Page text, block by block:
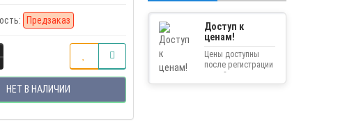
Предзаказ
НЕТ В НАЛИЧИИ
Доступ к
ценам!
Цены доступны
после регистрации
на сайте.